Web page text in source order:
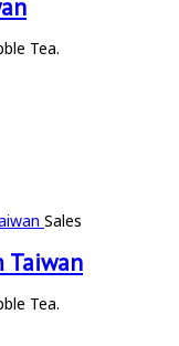
Tea.
Sales
Taiwan
Tea.